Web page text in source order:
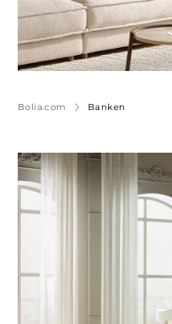
Bolia.com Banken